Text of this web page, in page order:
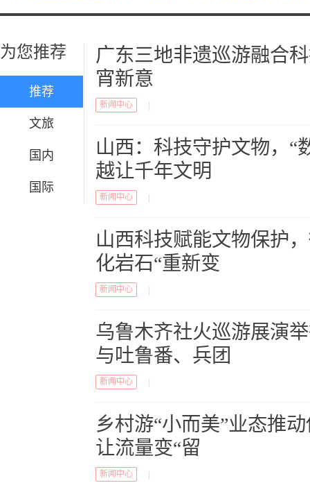
为您推荐
推荐
文旅
国内
国际
广东三地非遗巡游融合
宵新意
新闻中心
山西：科技守护文物，“
越让千年文明
新闻中心
山西科技赋能文物保护
化岩石“重新变
新闻中心
乌鲁木齐社火巡游展演
与吐鲁番、兵团
新闻中心
乡村游“小而美”业态推
让流量变“留
新闻中心